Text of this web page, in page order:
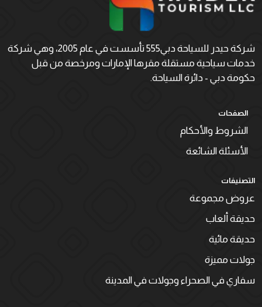
شركة حيدر للسياحة دبي555 تأسست في عام 2005، وهي شركة
خدمات سياحية مستقلة مقرها الإمارات ومرخصة من قبل
حكومة دبي - دائرة السياحة.
الصفحات
الشروط والأحكام
الأسئلة الشائعة
التصنيفات
عروض مجموعة
حديقة ألعاب
حديقة مائية
جولات مميزة
سفاري في الصحراء وجولات في المدينة